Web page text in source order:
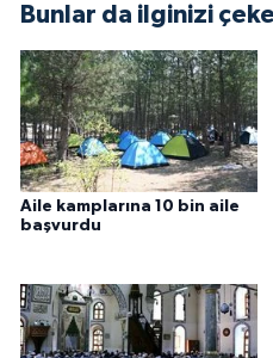
Bunlar da ilginizi
Aile kamplarına 10 bin aile
başvurdu